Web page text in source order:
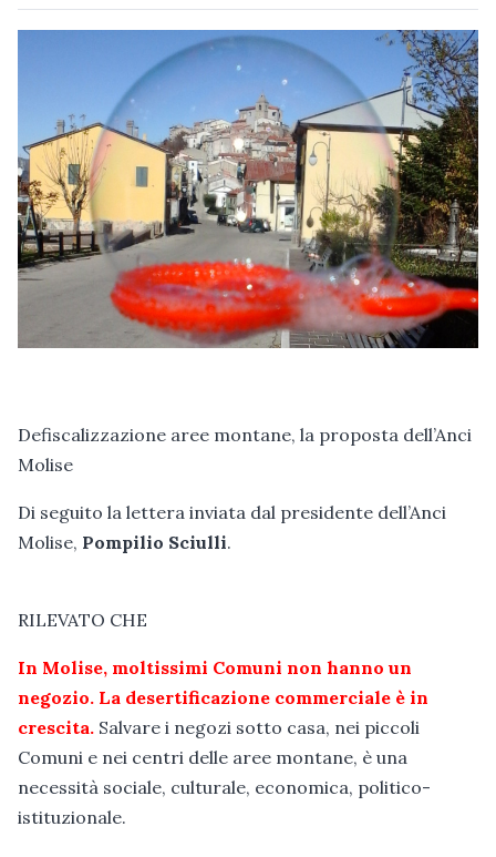
Defiscalizzazione aree montane, la proposta dell’Anci
Molise
Di seguito la lettera inviata dal presidente dell’Anci
Molise, Pompilio Sciulli.
RILEVATO CHE
In Molise, moltissimi Comuni non hanno un
negozio. La desertificazione commerciale è in
crescita. Salvare i negozi sotto casa, nei piccoli
Comuni e nei centri delle aree montane, è una
necessità sociale, culturale, economica, politico-
istituzionale.